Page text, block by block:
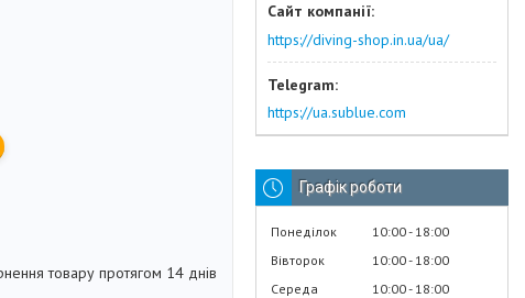
товару протягом 14 днів
https://diving-shop.in.ua/ua/
https://ua.sublue.com
Графік роботи
Понеділок 10:00 18:00
Вівторок
10:00 18:00
Середа
10:00 18:00